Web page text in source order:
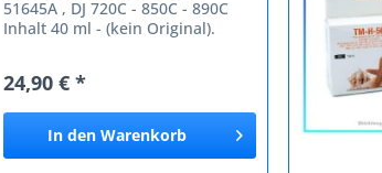
51645A , DJ 720C - 850C - 890C
Inhalt 40 ml - (kein Original).
110 Color Copier 120 Color Copier
140 Color Copier 140 Series
Color...
24,90 € *
In den Warenkorb